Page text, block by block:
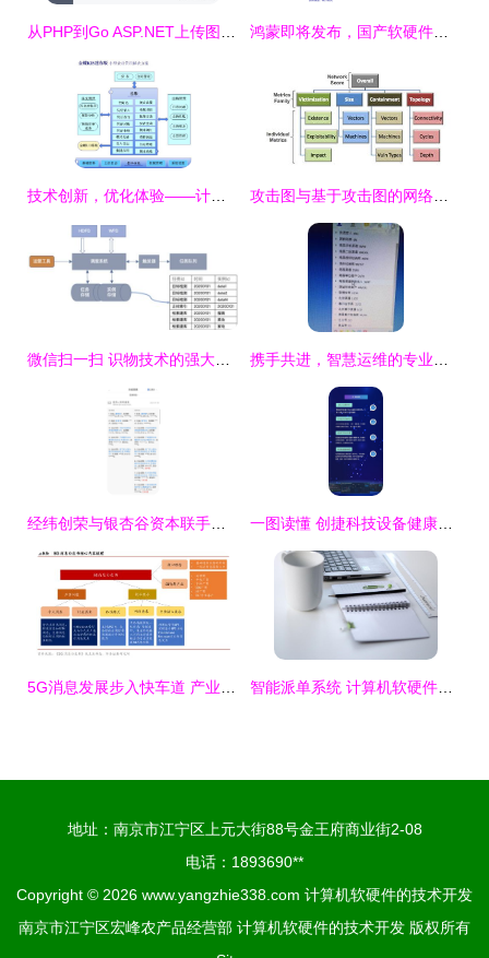
从PHP到Go ASP.NET上传图片到MySQL的实现与个人博客的语法错误解析 鸿蒙即将发布，国产软硬件景气度提升
技术创新，优化体验——计算机软硬件开发的力量 攻击图与基于攻击图的网络安全技术进展 计算机软硬件的技术开发视角
微信扫一扫 识物技术的强大版图——从抠图、检索到软硬件技术揭秘 携手共进，智慧运维的专业守护者——电脑网络维护技术合作伙伴六年如一日的承诺
经纬创荣与银杏谷资本联手投资数列科技，赋能计算机软硬件技术开发新篇章 一图读懂 创捷科技设备健康诊断系统的软硬件技术开发架构
5G消息发展步入快车道 产业链全景与软硬件技术开发深度解析 智能派单系统 计算机软硬件技术演进的产物与应用解析
地址：南京市江宁区上元大街88号金王府商业街2-08
电话：1893690**
Copyright © 2026 www.yangzhie338.com 计算机软硬件的技术开发
南京市江宁区宏峰农产品经营部 计算机软硬件的技术开发 版权所有